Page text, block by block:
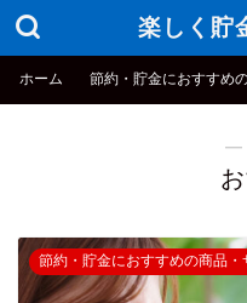
楽しく貯
ホーム 節約・貯金におすすめ
―
節約・貯金におすすめの商品・